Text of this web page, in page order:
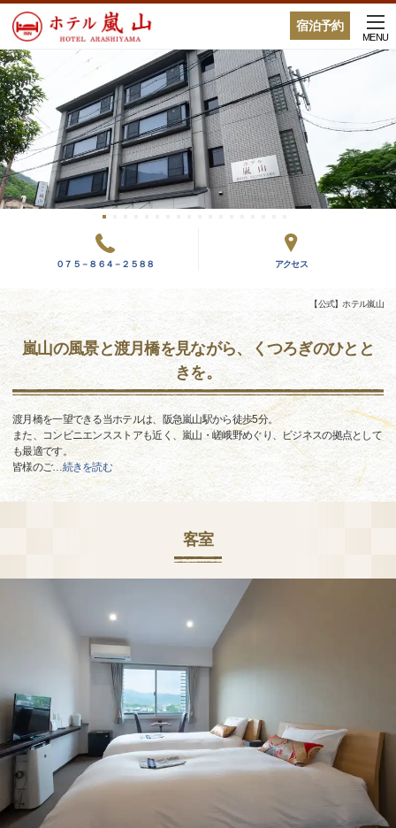
宿泊予約
MENU
０７５－８６４－２５８８ アクセス
【公式】ホテル嵐山
嵐山の風景と渡月橋を見ながら、くつろぎのひとと
きを。
渡月橋を一望できる当ホテルは、阪急嵐山駅から徒歩5分。
また、コンビニエンスストアも近く、嵐山・嵯峨野めぐり、ビジネスの拠点として
も最適です。
皆様のご…続きを読む
客室